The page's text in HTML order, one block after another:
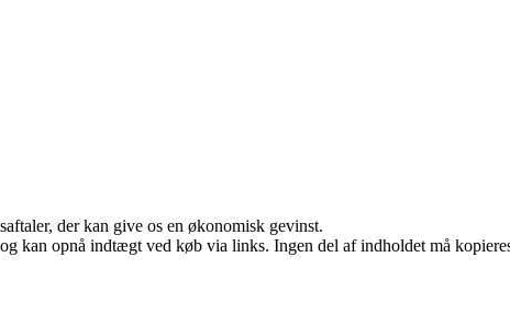
der kan give os en økonomisk gevinst.
kan opnå indtægt ved køb via links. Ingen del af indholdet må